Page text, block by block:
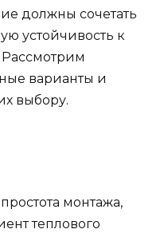
должны сочетать
устойчивость к
Рассмотрим
варианты и
выбору.
монтажа,
теплового